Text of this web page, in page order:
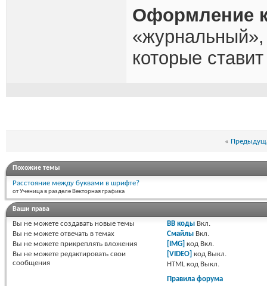
Оформление
«журнальный»,
которые
«
Похожие темы
Расстояние между буквами в шрифте?
от Ученица в разделе Векторная графика
Ваши права
Вы не можете создавать новые темы
Вы не можете отвечать в темах
Вы не можете прикреплять вложения
Вы не можете редактировать свои
сообщения
BB коды Вкл.
Смайлы Вкл.
[IMG] код Вкл.
[VIDEO] код Выкл.
HTML код Выкл.
Правила форума